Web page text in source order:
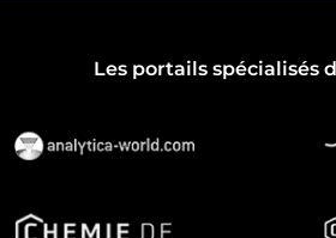
Les portails spécialisés